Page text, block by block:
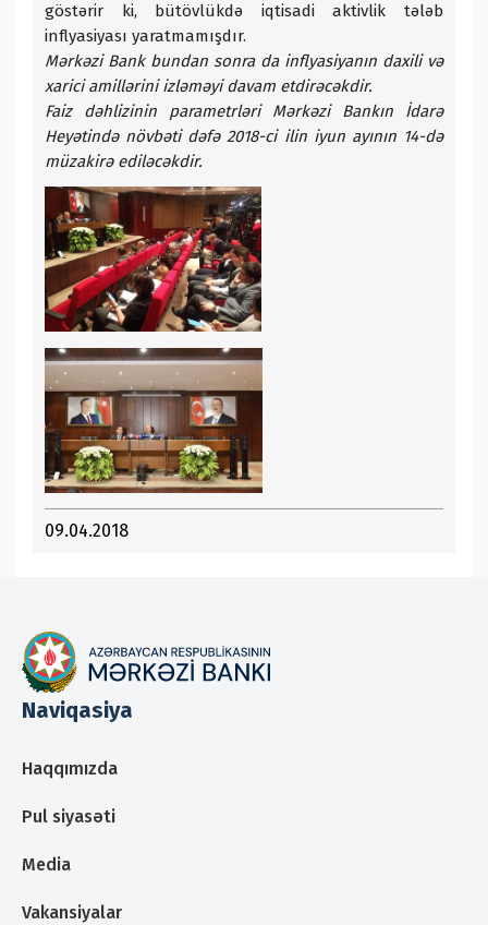
göstərir ki, bütövlükdə iqtisadi aktivlik tələb
inflyasiyası yaratmamışdır.
Mərkəzi Bank bundan sonra da inflyasiyanın daxili və
xarici amillərini izləməyi davam etdirəcəkdir.
Faiz dəhlizinin parametrləri Mərkəzi Bankın İdarə
Heyətində növbəti dəfə 2018-ci ilin iyun ayının 14-də
müzakirə ediləcəkdir.
09.04.2018
Naviqasiya
Haqqımızda
Pul siyasəti
Media
Vakansiyalar